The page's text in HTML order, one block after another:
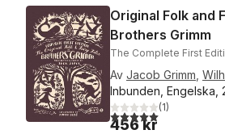
Original Folk and
Brothers Grimm
The Complete First
Av Jacob Grimm
Inbunden, Engelska,
5,0utav 5 stjärnor.
(1)
456 kr